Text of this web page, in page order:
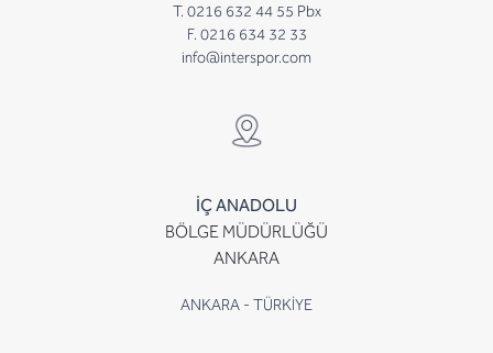
T. 0216 632 44 55 Pbx
F. 0216 634 32 33
info@interspor.com
İÇ ANADOLU
BÖLGE MÜDÜRLÜĞÜ
ANKARA
ANKARA - TÜRKİYE